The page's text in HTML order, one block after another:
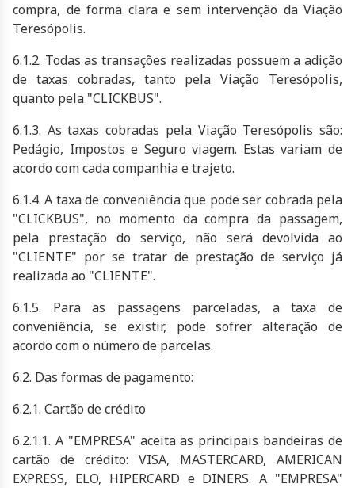
compra, de forma clara e sem intervenção da Viação
Teresópolis.
6.1.2. Todas as transações realizadas possuem a adição
de taxas cobradas, tanto pela Viação Teresópolis,
quanto pela "CLICKBUS".
6.1.3. As taxas cobradas pela Viação Teresópolis são:
Pedágio, Impostos e Seguro viagem. Estas variam de
acordo com cada companhia e trajeto.
6.1.4. A taxa de conveniência que pode ser cobrada pela
"CLICKBUS", no momento da compra da passagem,
pela prestação do serviço, não será devolvida ao
"CLIENTE" por se tratar de prestação de serviço já
realizada ao "CLIENTE".
6.1.5. Para as passagens parceladas, a taxa de
conveniência, se existir, pode sofrer alteração de
acordo com o número de parcelas.
6.2. Das formas de pagamento:
6.2.1. Cartão de crédito
6.2.1.1. A "EMPRESA" aceita as principais bandeiras de
cartão de crédito: VISA, MASTERCARD, AMERICAN
EXPRESS, ELO, HIPERCARD e DINERS. A "EMPRESA"